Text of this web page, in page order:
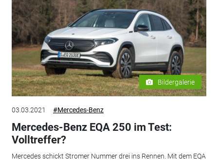
Bildergalerie
03.03.2021 #Mercedes-Benz
Mercedes-Benz EQA 250 im Test:
Volltreffer?
Mercedes schickt Stromer Nummer drei ins Rennen. Mit dem EQA